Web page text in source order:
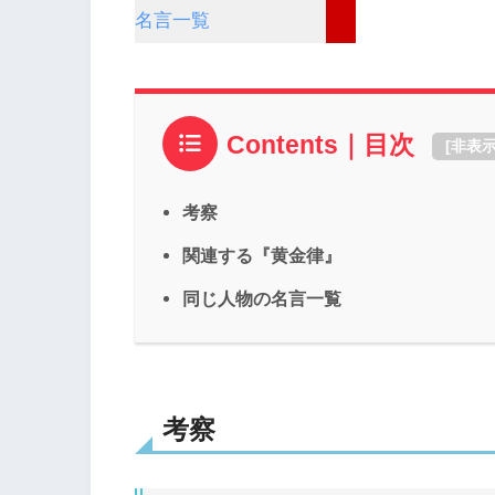
名言一覧
Contents｜目次 [非表
考察
関連する『黄金律』
同じ人物の名言一覧
考察